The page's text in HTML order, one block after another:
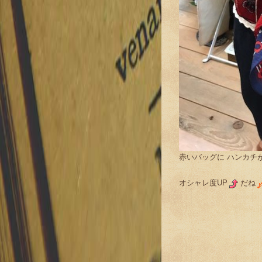
赤いバッグに ハンカチ
オシャレ度UP だね